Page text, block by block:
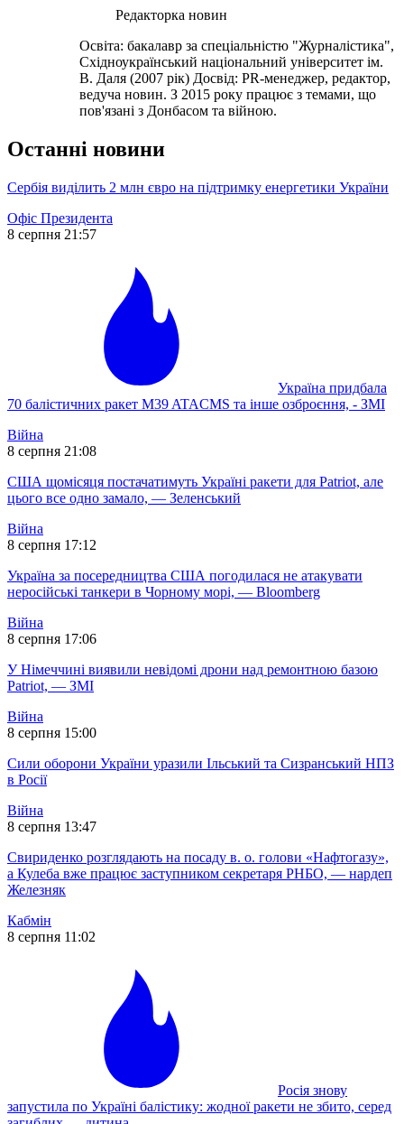
Редакторка новин
Освіта: бакалавр за спеціальністю "Журналістика",
Східноукраїнський національний університет ім.
В. Даля (2007 рік) Досвід: PR-менеджер, редактор,
ведуча новин. З 2015 року працює з темами, що
пов'язані з Донбасом та війною.
Останні новини
Сербія виділить 2 млн євро на підтримку енергетики України
Офіс Президента
8 серпня 21:57
Україна придбала
70 балістичних ракет M39 ATACMS та інше озброєння, - ЗМІ
Війна
8 серпня 21:08
США щомісяця постачатимуть Україні ракети для Patriot, але
цього все одно замало, — Зеленський
Війна
8 серпня 17:12
Україна за посередництва США погодилася не атакувати
неросійські танкери в Чорному морі, — Bloomberg
Війна
8 серпня 17:06
У Німеччині виявили невідомі дрони над ремонтною базою
Patriot, — ЗМІ
Війна
8 серпня 15:00
Сили оборони України уразили Ільський та Сизранський НПЗ
в Росії
Війна
8 серпня 13:47
Свириденко розглядають на посаду в. о. голови «Нафтогазу»,
а Кулеба вже працює заступником секретаря РНБО, — нардеп
Железняк
Кабмін
8 серпня 11:02
Росія знову
запустила по Україні балістику: жодної ракети не збито, серед